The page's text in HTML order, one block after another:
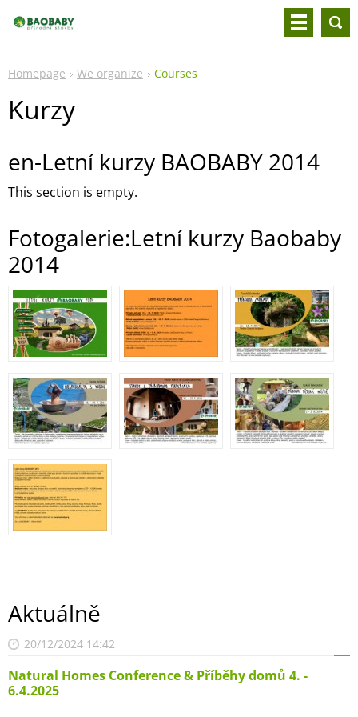
Homepage We organize Courses
Kurzy
en-Letní kurzy BAOBABY 2014
This section is empty.
Fotogalerie:Letní kurzy Baobaby
2014
Aktuálně
20/12/2024 14:42
Natural Homes Conference & Příběhy domů 4. -
6.4.2025